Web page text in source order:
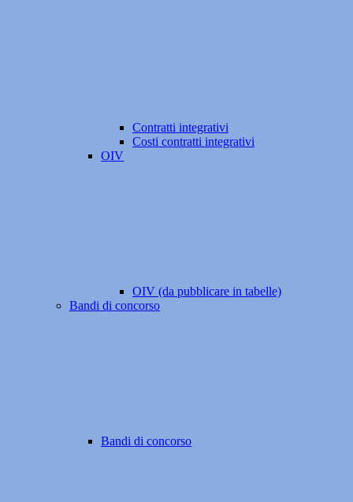
Contratti integrativi
Costi contratti integrativi
OIV
OIV (da pubblicare in tabelle)
Bandi di concorso
Bandi di concorso